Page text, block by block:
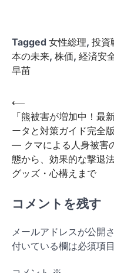
Tagged 女性総理, 投資
本の未来, 株価, 経済安
早苗
投
稿
ナ
ビ
ゲ
シ
ョ
ン
⟵
「熊被害が増加中！最
ータと対策ガイド完全版
— クマによる人身被害
態から、効果的な撃退法
グッズ・心構えまで
コメントを残す
メールアドレスが公開
付いている欄は必須項